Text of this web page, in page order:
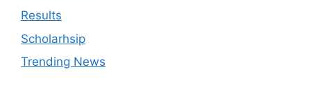
Results
Scholarhsip
Trending News